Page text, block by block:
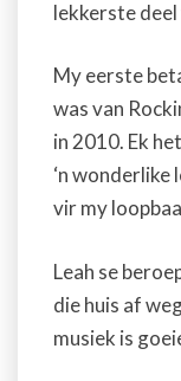
lekkerste
My eerste
was van
in 2010. Ek
‘n wonderlike
vir my
Leah se
die huis af
musiek is